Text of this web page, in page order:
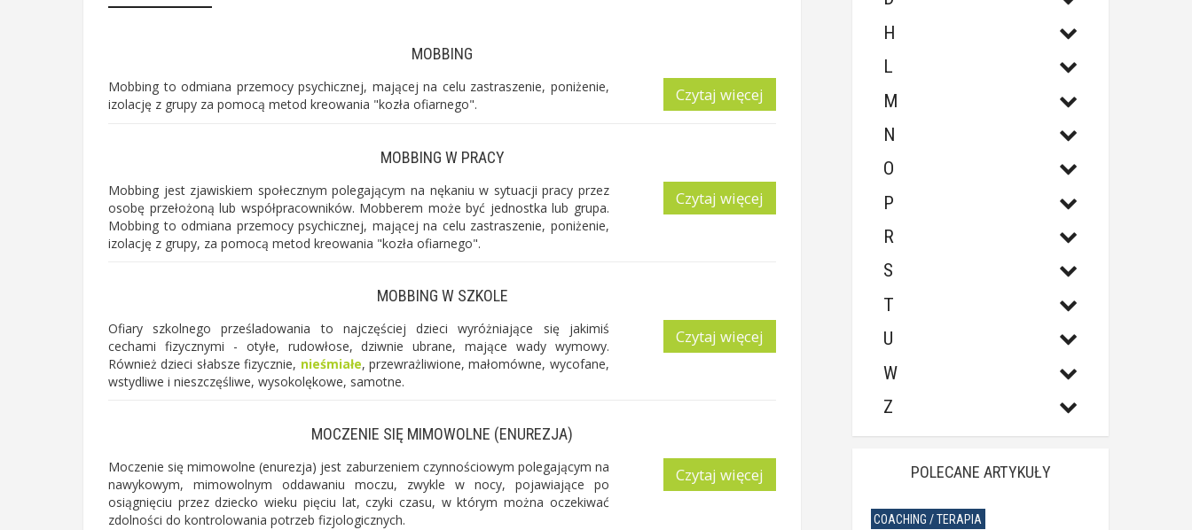
MOBBING
Mobbing to odmiana przemocy psychicznej, mającej na celu zastraszenie, poniżenie,
izolację z grupy za pomocą metod kreowania "kozła ofiarnego".
Czytaj więcej
MOBBING W PRACY
Mobbing jest zjawiskiem społecznym polegającym na nękaniu w sytuacji pracy przez
osobę przełożoną lub współpracowników. Mobberem może być jednostka lub grupa.
Mobbing to odmiana przemocy psychicznej, mającej na celu zastraszenie, poniżenie,
izolację z grupy, za pomocą metod kreowania "kozła ofiarnego".
Czytaj więcej
MOBBING W SZKOLE
Ofiary szkolnego prześladowania to najczęściej dzieci wyróżniające się jakimiś
cechami fizycznymi - otyłe, rudowłose, dziwnie ubrane, mające wady wymowy.
Również dzieci słabsze fizycznie, nieśmiałe, przewrażliwione, małomówne, wycofane,
wstydliwe i nieszczęśliwe, wysokolękowe, samotne.
Czytaj więcej
MOCZENIE SIĘ MIMOWOLNE (ENUREZJA)
Moczenie się mimowolne (enurezja) jest zaburzeniem czynnościowym polegającym na
nawykowym, mimowolnym oddawaniu moczu, zwykle w nocy, pojawiające po
osiągnięciu przez dziecko wieku pięciu lat, czyki czasu, w którym można oczekiwać
zdolności do kontrolowania potrzeb fizjologicznych.
Czytaj więcej
H
L
M
N
O
P
R
S
T
U
W
Z
POLECANE ARTYKUŁY
COACHING / TERAPIA